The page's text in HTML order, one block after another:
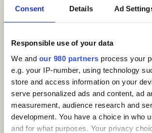
Consent Details Ad
Responsible use of your data
We and our 980 partners process your
e.g. your IP-number, using technology
store and access information on your
serve personalized ads and content, ad
measurement, audience research and
development. You have a choice in who
and for what purposes. Your privacy
Serate Pizza
“Prepara una pizza con
vedrai che il mondo ti sorriderà."
Un pizzaiolo preparerà solo per
famiglia e i tuoi amici una
nostri forno a legna, a bordo